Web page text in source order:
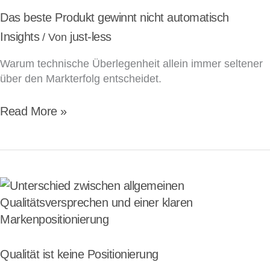
Das beste Produkt gewinnt nicht automatisch
Insights/ Von just-less
Warum technische Überlegenheit allein immer seltener
über den Markterfolg entscheidet.
gewinnt
nicht
Read More »
Qualität ist keine Positionierung
Qualität
ist
keine